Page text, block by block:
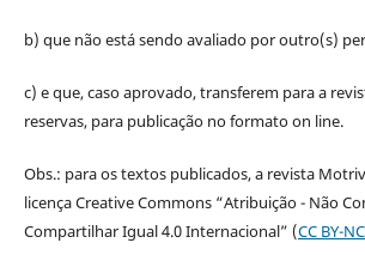
b) que não está sendo avaliado por outro(s)
c) e que, caso aprovado, transferem para a
reservas, para publicação no formato on line.
Obs.: para os textos publicados, a revista
licença Creative Commons “Atribuição - Não
Compartilhar Igual 4.0 Internacional” (CC BY-